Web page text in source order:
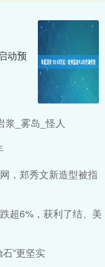
动预
浆_雾岛_怪人
，郑秀文新造型被指
超6%，获利了结、美
”更坚实